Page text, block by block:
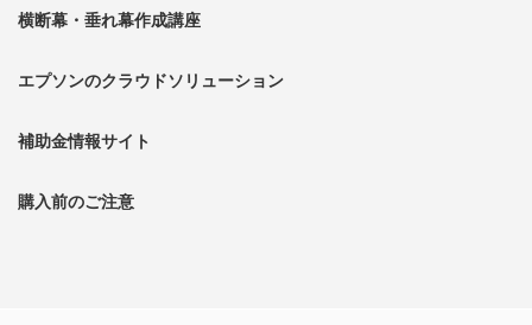
横断幕・垂れ幕作成講座
エプソンのクラウドソリューション
補助金情報サイト
購入前のご注意